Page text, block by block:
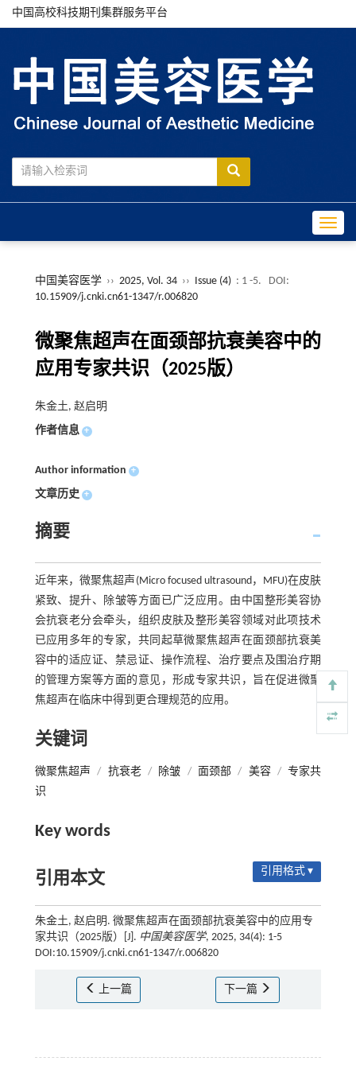
中国高校科技期刊集群服务平台
中国美容医学 ›› 2025, Vol. 34 ›› Issue (4) : 1 -5.
DOI:
10.15909/j.cnki.cn61-1347/r.006820
微聚焦超声在面颈部抗衰美容中的
应用专家共识（2025版）
朱金土, 赵启明
作者信息 +
Author information +
文章历史 +
摘要
近年来，微聚焦超声(Micro focused ultrasound，MFU)在皮肤
紧致、提升、除皱等方面已广泛应用。由中国整形美容协
会抗衰老分会牵头，组织皮肤及整形美容领域对此项技术
已应用多年的专家，共同起草微聚焦超声在面颈部抗衰美
容中的适应证、禁忌证、操作流程、治疗要点及围治疗期
的管理方案等方面的意见，形成专家共识，旨在促进微聚
焦超声在临床中得到更合理规范的应用。
关键词
微聚焦超声 / 抗衰老 / 除皱 / 面颈部 / 美容 / 专家共
识
Key words
引用本文 引用格式 ▾
朱金土, 赵启明. 微聚焦超声在面颈部抗衰美容中的应用专
家共识（2025版）[J]. 中国美容医学, 2025, 34(4): 1-5
DOI:10.15909/j.cnki.cn61-1347/r.006820
上一篇 下一篇